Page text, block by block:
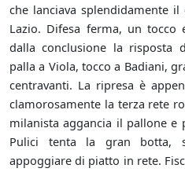
che lanciava splendidamente
Lazio. Difesa ferma, un
dalla conclusione la risposta
palla a Viola, tocco a Badiani,
centravanti. La ripresa è
clamorosamente la terza rete
milanista aggancia il pallone e
Pulici tenta la gran botta,
appoggiare di piatto in rete.